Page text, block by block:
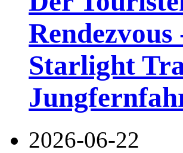
Starlight
2026-06-22